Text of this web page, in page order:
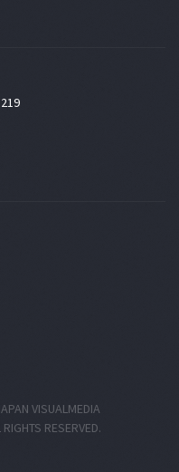
VISUALMEDIA
RESERVED.